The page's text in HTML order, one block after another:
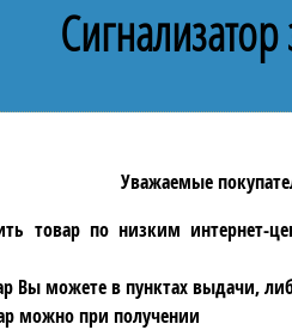
Уважаемые
товар по низким интернет-
Вы можете в пунктах выдачи,
можно при получении